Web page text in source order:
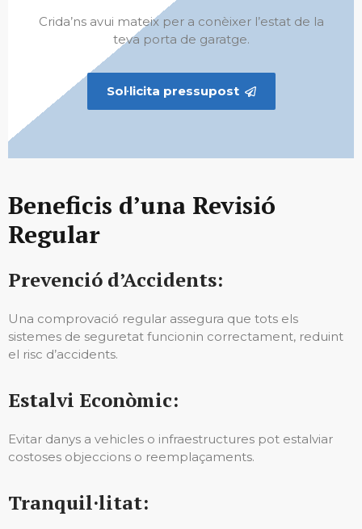
Crida’ns avui mateix per a conèixer l’estat de la
teva porta de garatge.
Sol·licita pressupost
Beneficis d’una Revisió
Regular
Prevenció d’Accidents:
Una comprovació regular assegura que tots els
sistemes de seguretat funcionin correctament, reduint
el risc d’accidents.
Estalvi Econòmic:
Evitar danys a vehicles o infraestructures pot estalviar
costoses objeccions o reemplaçaments.
Tranquil·litat: